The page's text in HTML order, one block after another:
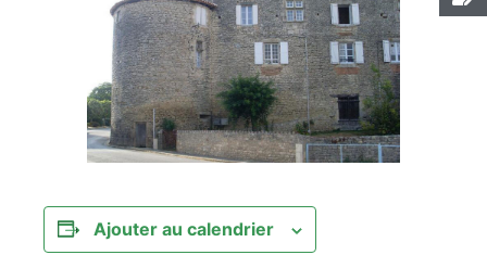
Ajouter au calendrier